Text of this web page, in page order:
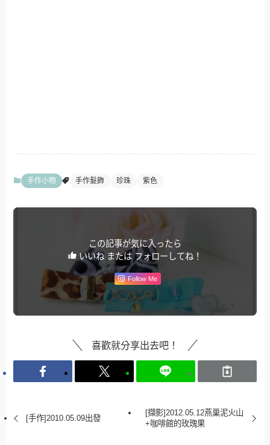
手作小物 手作髮飾 珍珠 紫色
この記事が気に入ったら
いいね または フォローしてね！
Follow Me
喜歡就分享出去吧！
[手作]2010.05.09出發
[擷影]2012.05.12燕巢泥火山
+咖啡館的玫瑰果